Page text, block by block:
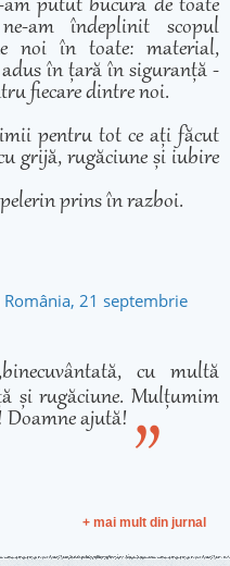
putut bucura de toate
am îndeplinit scopul
noi în toate: material,
în țară în siguranță -
fiecare dintre noi.
pentru tot ce ați făcut
grijă, rugăciune și iubire
prins în razboi.
21 septembrie
cu multă
și rugăciune. Mulțumim
Doamne ajută!
+ mai mult din jurnal